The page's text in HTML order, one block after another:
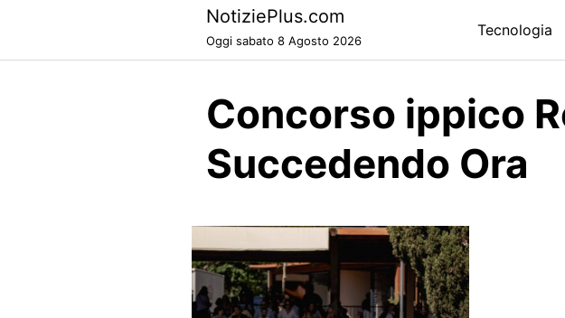
NotiziePlus.com
Oggi sabato 8 Agosto 2026
Tecnologia
Concorso ippico
Succedendo Ora